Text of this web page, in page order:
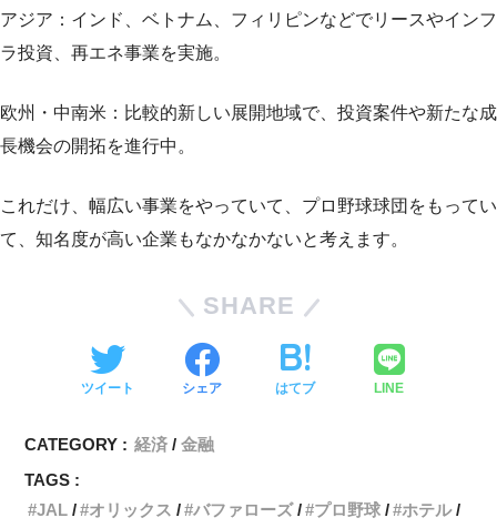
アジア：インド、ベトナム、フィリピンなどでリースやインフ
ラ投資、再エネ事業を実施。
欧州・中南米：比較的新しい展開地域で、投資案件や新たな成
長機会の開拓を進行中。
これだけ、幅広い事業をやっていて、プロ野球球団をもってい
て、知名度が高い企業もなかなかないと考えます。
SHARE
ツイート シェア はてブ LINE
CATEGORY : 経済
金融
TAGS :
JAL
オリックス バファローズ プロ野球
ホテル